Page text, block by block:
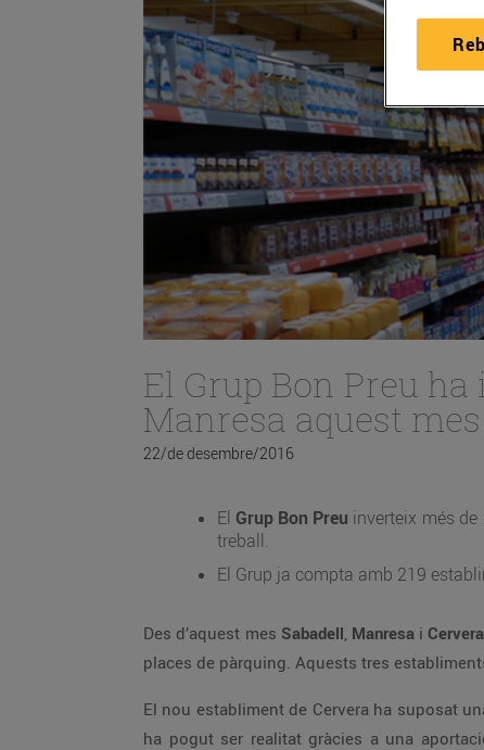
El Grup Bon Preu
Manresa aquest
22/de desembre/2016
El Grup Bon Preu inverteix més
treball.
El Grup ja compta amb 219
Des d’aquest mes Sabadell, Manresa i Cervera
places de pàrquing. Aquests tres
El nou establiment de Cervera ha suposat
ha pogut ser realitat gràcies a una